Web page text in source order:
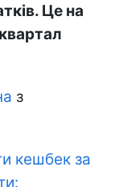
Це на
з
кешбек за